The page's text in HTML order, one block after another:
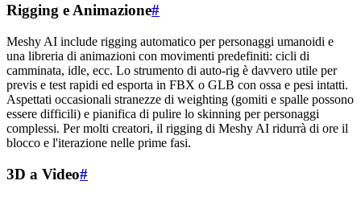
Rigging e Animazione#
Meshy AI include rigging automatico per personaggi umanoidi e
una libreria di animazioni con movimenti predefiniti: cicli di
camminata, idle, ecc. Lo strumento di auto-rig è davvero utile per
previs e test rapidi ed esporta in FBX o GLB con ossa e pesi intatti.
Aspettati occasionali stranezze di weighting (gomiti e spalle possono
essere difficili) e pianifica di pulire lo skinning per personaggi
complessi. Per molti creatori, il rigging di Meshy AI ridurrà di ore il
blocco e l'iterazione nelle prime fasi.
3D a Video#